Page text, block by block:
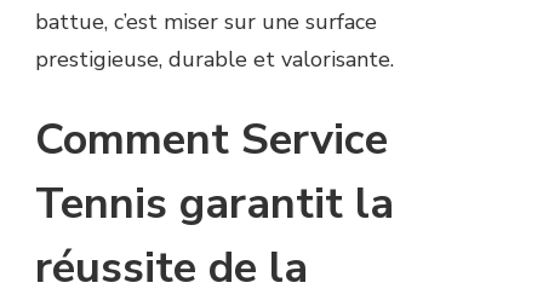
battue, c’est miser sur une surface
prestigieuse, durable et valorisante.
Comment Service
Tennis garantit la
réussite de la